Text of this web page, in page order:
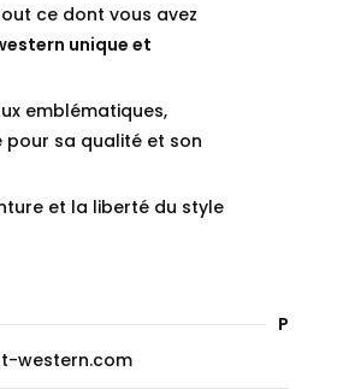
ce dont vous avez
unique et
emblématiques,
pour sa qualité et son
et la liberté du style